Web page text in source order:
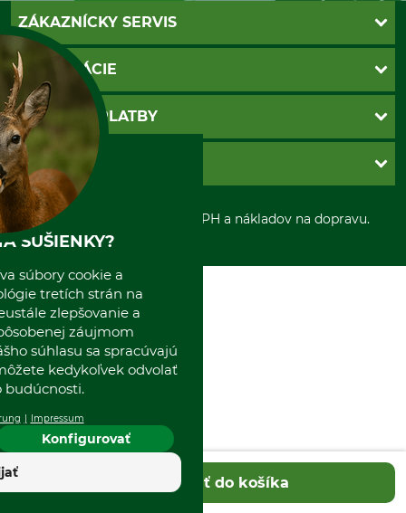
Pridať do košíka
ZÁKAZNÍCKY SERVIS
Kontakt
Katalógy
Newsletter
Nastavenia súborov cookie
INFORMÁCIE
Povinné údaje
Obchodné podmienky
Ochrana osobnych udajov
Otváracie hodiny
Zrušenie objednávky
SPÔSOBY PLATBY
Dobierka
Platba vopred
Sepa-inkaso
Osobný odber
GRUBE S.R.O.
O nás
Predajňa
Kolektív GRUBE
Naše pobočky v Európe
*Všetky ceny sú vrátane DPH a nákladov na dopravu.
SUŠIENKY?
súbory cookie a
tretích strán na
zlepšovanie a
záujmom
súhlasu sa spracúvajú
kedykoľvek odvolať
budúcnosti.
Impressum
Konfigurovať